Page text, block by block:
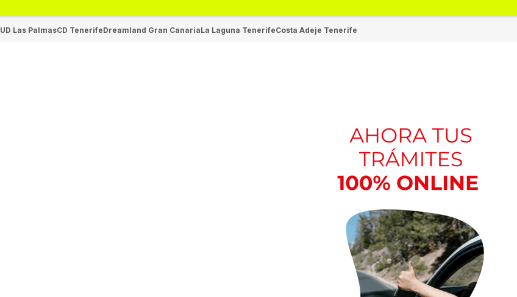
UD Las PalmasCD TenerifeDreamland Gran CanariaLa Laguna TenerifeCosta Adeje Tenerife